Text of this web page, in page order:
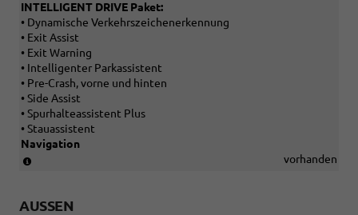
INTELLIGENT DRIVE Paket:
• Dynamische Verkehrszeichenerkennung
• Exit Assist
• Exit Warning
• Intelligenter Parkassistent
• Pre-Crash, vorne und hinten
• Side Assist
• Spurhalteassistent Plus
• Stauassistent
Navigation
bestellbar)
vorhanden
AUSSEN